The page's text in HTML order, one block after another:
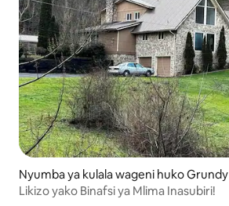
Nyumba ya kulala wageni huko Grundy
Likizo yako Binafsi ya Mlima Inasubiri!